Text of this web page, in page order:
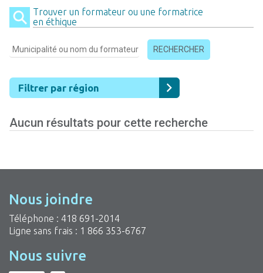
Trouver un formateur ou une formatrice
en éthique
RECHERCHER
Filtrer par région
Aucun résultats pour cette recherche
Nous joindre
Téléphone : 418 691-2014
Ligne sans frais : 1 866 353-6767
Nous suivre